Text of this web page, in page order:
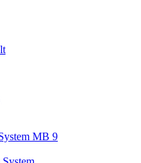
MB 9